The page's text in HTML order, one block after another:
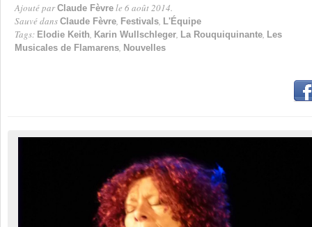
Ajouté par Claude Fèvre le 6 août 2014.
Sauvé dans Claude Fèvre, Festivals, L'Équipe
Tags: Elodie Keith, Karin Wullschleger, La Rouquiquinante, Les
Musicales de Flamarens, Nouvelles